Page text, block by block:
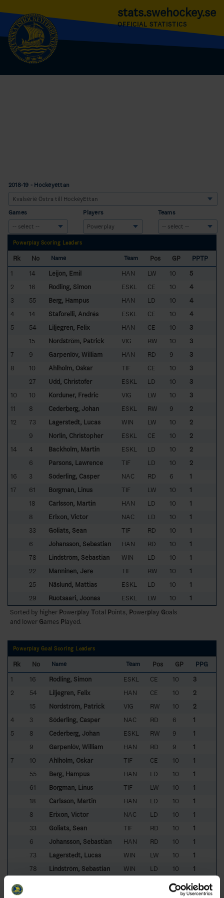
stats.swehockey.se
OFFICIAL STATISTICS
2018-19 - Hockeyettan
Games Players Teams
Powerplay Scoring Leaders
Rk No Name Team Pos GP
PPTP
1
14 Leijon, Emil HAN LW 10
5
2
16 Rodling, Simon ESKL CE 10
4
3
55 Berg, Hampus HAN LD 10
4
4
14 Staforelli, Andrés ESKL CE 10
4
5
54 Liljegren, Felix HAN CE 10
3
15
Nordström, Patrick VIG RW 10
3
7
9 Garpenlöv, William HAN RD 9
3
8
10 Ahlholm, Oskar TIF CE 10
3
27
Udd, Christofer ESKL LD 10
3
10
10 Korduner, Fredric VIG LW 10
3
11
8 Cederberg, Johan ESKL RW 9
2
12
73 Lagerstedt, Lucas WIN LW 10
2
9
Norlin, Christopher ESKL CE 10
2
14
4 Backholm, Martin ESKL LD 10
2
6
Parsons, Lawrence TIF LD 10
2
16
3 Söderling, Casper NAC RD 6
1
17
61 Borgman, Linus TIF LW 10
1
18
Carlsson, Martin HAN LD 10
1
8
Erixon, Victor NAC LD 10
1
33
Goliats, Sean TIF RD 10
1
6
Johansson, Sebastian HAN RD 10
1
78
Lindström, Sebastian WIN LD 10
1
22
Manninen, Jere TIF RW 10
1
25
Näslund, Mattias ESKL LD 10
1
29
Ruotsaari, Joonas ESKL LW 10
1
Sorted by higher Powerplay Total Points, Powerplay Goals
and lower Games Played.
Powerplay Goal Scoring Leaders
Rk No Name Team Pos GP
PPG
1
16 Rodling, Simon ESKL CE 10
3
2
54 Liljegren, Felix HAN CE 10
2
15
Nordström, Patrick VIG RW 10
2
4
3 Söderling, Casper NAC RD 6
1
5
8 Cederberg, Johan ESKL RW 9
1
9
Garpenlöv, William HAN RD 9
1
7
10 Ahlholm, Oskar TIF CE 10
1
55
Berg, Hampus HAN LD 10
1
61
Borgman, Linus TIF LW 10
1
18
Carlsson, Martin HAN LD 10
1
8
Erixon, Victor NAC LD 10
1
33
Goliats, Sean TIF RD 10
1
6
Johansson, Sebastian HAN RD 10
1
73
Lagerstedt, Lucas WIN LW 10
1
78
Lindström, Sebastian WIN LD 10
1
10
1